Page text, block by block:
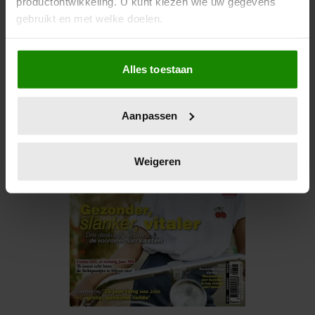
gebruikt en met welke doelen.
Als u het toestaat, willen we ook graag:
Informatie verzamelen over uw geografische locatie,
die tot een paar meter nauwkeurig kan zijn
op specifieke eigenschappen (fingerprinting)
verwerkt en stel uw voorkeuren in het
intrekken in de Cookieverklaring.
We gebruiken cookies om content en advertenties te
personaliseren, om functies voor social media te bieden
en om ons websiteverkeer te analyseren. Ook delen we
informatie over uw gebruik van onze site met onze
partners voor social media, adverteren en analyse. Deze
partners kunnen deze gegevens combineren met andere
Alles toestaan
Aanpassen
Weigeren
fair. Sta erboven hoor! En voel je zeker niet
schuldig. Xxx